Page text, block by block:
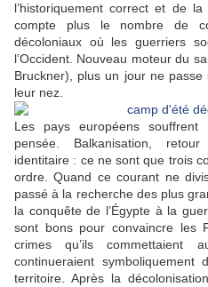
l’historiquement correct et de
compte plus le nombre de
décoloniaux où les guerriers
l’Occident. Nouveau moteur du
Bruckner), plus un jour ne passe
leur nez.
Les pays européens
pensée. Balkanisation,
identitaire : ce ne sont que trois
ordre. Quand ce courant ne
passé à la recherche des plus
la conquête de l’Égypte à la
sont bons pour convaincre les
crimes qu’ils commettaient
continueraient
territoire. Après la